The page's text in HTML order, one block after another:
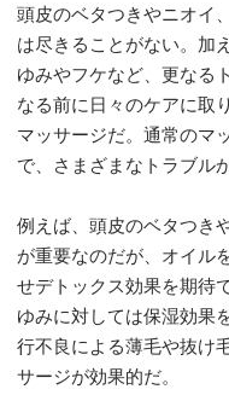
頭皮のベタつきやニオイ
は尽きることがない。加
ゆみやフケなど、更なる
なる前に日々のケアに取
マッサージだ。通常のマ
で、さまざまなトラブル
例えば、頭皮のベタつき
が重要なのだが、オイル
せデトックス効果を期待
ゆみに対しては保湿効果
行不良による薄毛や抜け
サージが効果的だ。